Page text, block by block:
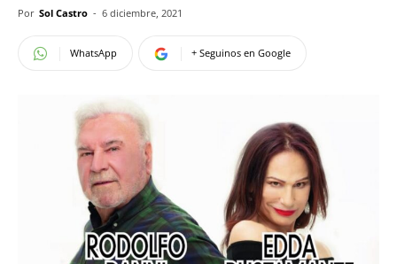
Por Sol Castro - 6 diciembre, 2021
WhatsApp + Seguinos en Google